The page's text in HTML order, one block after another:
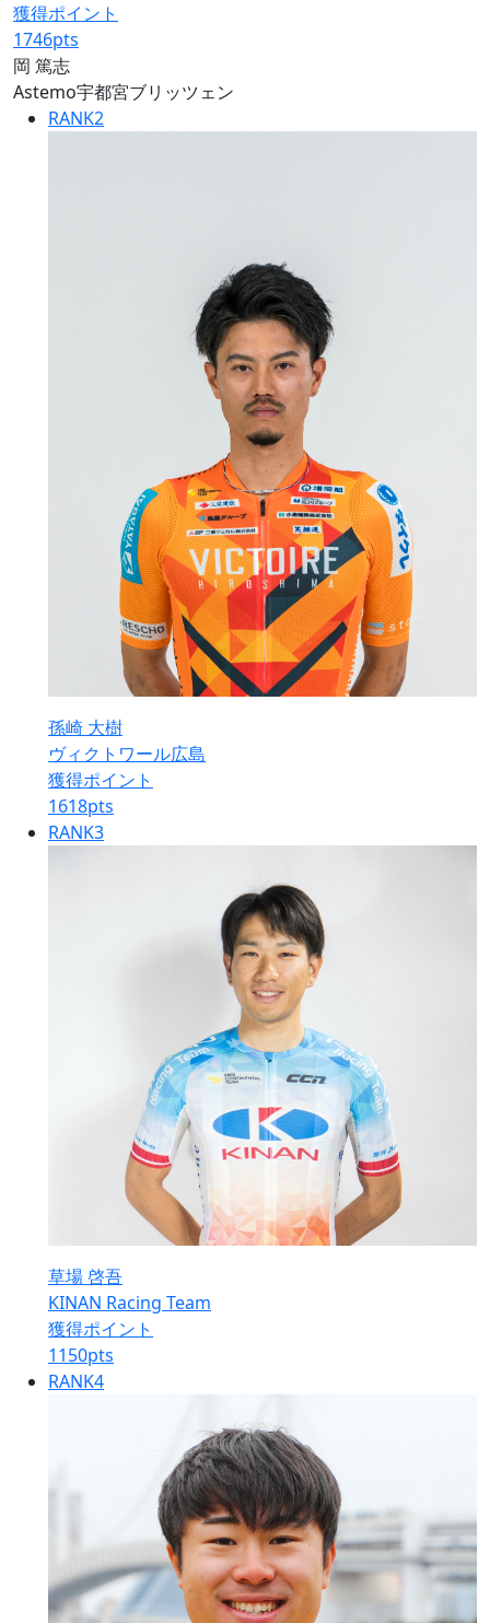
獲得ポイント
1746pts
岡 篤志
Astemo宇都宮ブリッツェン
RANK2
孫崎 大樹
ヴィクトワール広島
獲得ポイント
1618pts
RANK3
草場 啓吾
KINAN Racing Team
獲得ポイント
1150pts
RANK4